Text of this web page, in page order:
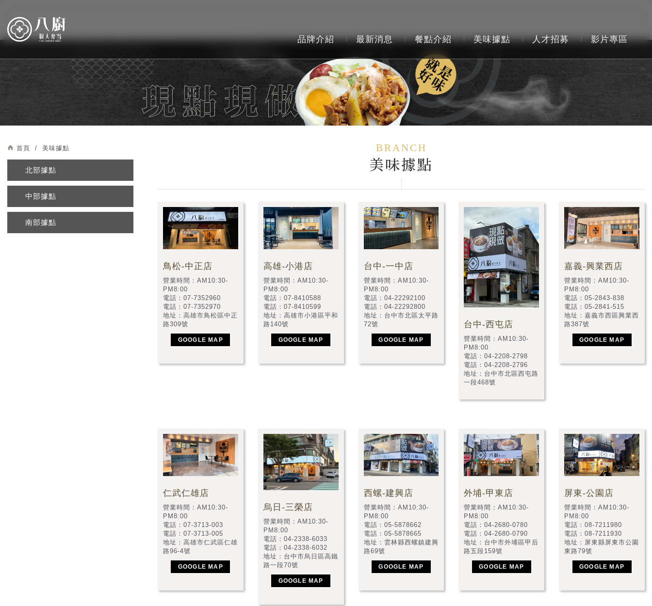
品牌介紹 最新消息 餐點介紹 美味據點 人才招募 影片專區
首頁 美味據點
北部據點
中部據點
南部據點
BRANCH
美味據點
鳥松-中正店
營業時間：AM10:30-
PM8:00
電話：07-7352960
電話：07-7352970
地址：高雄市鳥松區中正
路309號
GOOGLE MAP
高雄-小港店
營業時間：AM10:30-
PM8:00
電話：07-8410588
電話：07-8410599
地址：高雄市小港區平和
路140號
GOOGLE MAP
台中-一中店
營業時間：AM10:30-
PM8:00
電話：04-22292100
電話：04-22292800
地址：台中市北區太平路
72號
GOOGLE MAP
台中-西屯店
營業時間：AM10:30-
PM8:00
電話：04-2208-2798
電話：04-2208-2796
地址：台中市北區西屯路
一段468號
嘉義-興業西店
營業時間：AM10:30-
PM8:00
電話：05-2843-838
電話：05-2841-515
地址：嘉義市西區興業西
路387號
GOOGLE MAP
仁武仁雄店
營業時間：AM10:30-
PM8:00
電話：07-3713-003
電話：07-3713-005
地址：高雄市仁武區仁雄
路96-4號
GOOGLE MAP
烏日-三榮店
營業時間：AM10:30-
PM8:00
電話：04-2338-6033
電話：04-2338-6032
地址：台中市烏日區高鐵
路一段70號
GOOGLE MAP
西螺-建興店
營業時間：AM10:30-
PM8:00
電話：05-5878662
電話：05-5878665
地址：雲林縣西螺鎮建興
路69號
GOOGLE MAP
外埔-甲東店
營業時間：AM10:30-
PM8:00
電話：04-2680-0780
電話：04-2680-0790
地址：台中市外埔區甲后
路五段159號
GOOGLE MAP
屏東-公園店
營業時間：AM10:30-
PM8:00
電話：08-7211980
電話：08-7211930
地址：屏東縣屏東市公園
東路79號
GOOGLE MAP